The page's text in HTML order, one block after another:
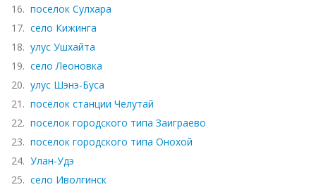
16. поселок Сулхара
17. село Кижинга
18. улус Ушхайта
19. село Леоновка
20. улус Шэнэ-Буса
21. посёлок станции Челутай
22. поселок городского типа Заиграево
23. поселок городского типа Онохой
24. Улан-Удэ
25. село Иволгинск